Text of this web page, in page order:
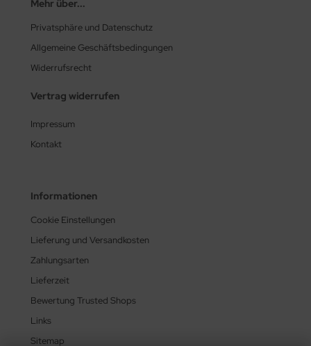
Mehr über...
Privatsphäre und Datenschutz
Allgemeine Geschäftsbedingungen
Widerrufsrecht
Vertrag widerrufen
Impressum
Kontakt
Informationen
Cookie Einstellungen
Lieferung und Versandkosten
Zahlungsarten
Lieferzeit
Bewertung Trusted Shops
Links
Sitemap